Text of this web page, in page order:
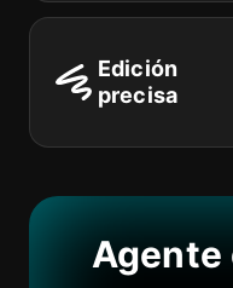
Edición
precisa
Agente